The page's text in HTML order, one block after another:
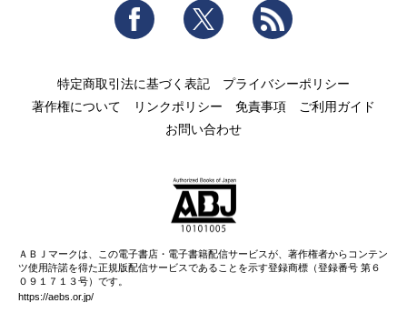
Facebook Twitter
特定商取引法に基づく表記
プライバシーポリシー
著作権について
リンクポリシー 免責事項
ご利用ガイド
お問い合わせ
ＡＢＪマークは、この電子書店・電子書籍配信サービスが、著作権者からコンテン
ツ使用許諾を得た正規版配信サービスであることを示す登録商標（登録番号 第６
０９１７１３号）です。
https://aebs.or.jp/